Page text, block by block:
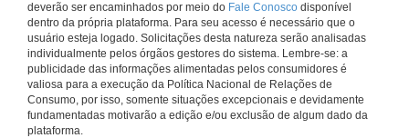
deverão ser encaminhados por meio do Fale Conosco disponível
dentro da própria plataforma. Para seu acesso é necessário que o
usuário esteja logado. Solicitações desta natureza serão analisadas
individualmente pelos órgãos gestores do sistema. Lembre-se: a
publicidade das informações alimentadas pelos consumidores é
valiosa para a execução da Política Nacional de Relações de
Consumo, por isso, somente situações excepcionais e devidamente
fundamentadas motivarão a edição e/ou exclusão de algum dado da
plataforma.